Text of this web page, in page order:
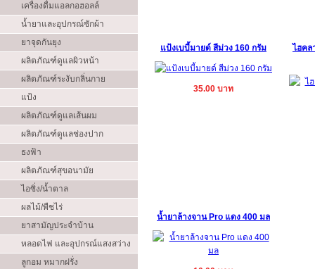
เครื่องดื่มแอลกอฮอลล์
น้ำยาและอุปกรณ์ซักผ้า
ยาจุดกันยุง
ผลิตภัณฑ์ดูแลผิวหน้า
ผลิตภัณฑ์ระงับกลิ่นกาย
แป้ง
ผลิตภัณฑ์ดูแลเส้นผม
ผลิตภัณฑ์ดูแลช่องปาก
ธงฟ้า
ผลิตภัณฑ์สุขอนามัย
ไอซิ่ง/น้ำตาล
ผลไม้/พืชไร่
ยาสามัญประจำบ้าน
หลอดไฟ และอุปกรณ์แสงสว่าง
ลูกอม หมากฝรั่ง
แป้งเบบี้มายด์ สีม่วง 160 กรัม
35.00 บาท
ไฮคล
น้ำยาล้างจาน Pro แดง 400 มล